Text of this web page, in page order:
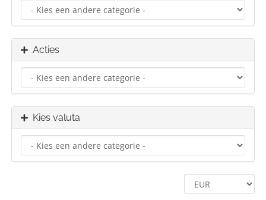
Acties
Kies valuta